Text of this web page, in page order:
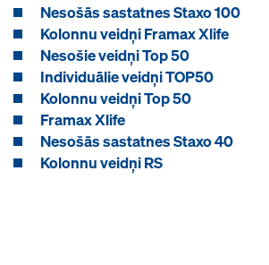
Nesošās sastatnes Staxo 100
Kolonnu veidņi Framax Xlife
Nesošie veidņi Top 50
Individuālie veidņi TOP50
Kolonnu veidņi Top 50
Framax Xlife
Nesošās sastatnes Staxo 40
Kolonnu veidņi RS